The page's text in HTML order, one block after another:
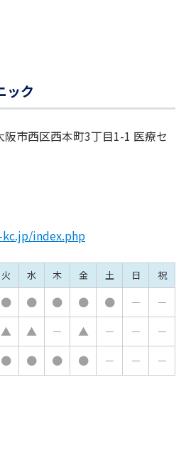
ック
市西区西本町3丁目1-1 医療セ
index.php
火 水 木 金 土 日 祝
● ● ● ● ● －
－
▲ ▲ － ▲ － －
－
● ● ● ● － － －